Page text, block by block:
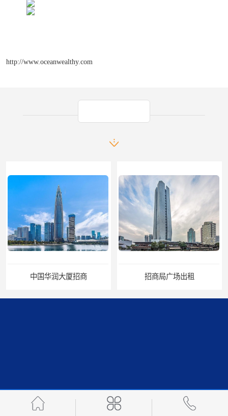
http://www.oceanwealthy.com
中国华润大厦招商 招商局广场出租
华润置地大厦招租 比克科技大厦招租